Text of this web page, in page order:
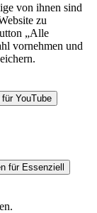
von ihnen sind
zu
„Alle
vornehmen und
für YouTube
für Essenziell